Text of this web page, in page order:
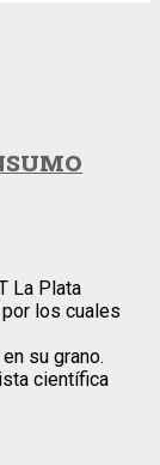
La Plata
los cuales
su grano.
científica